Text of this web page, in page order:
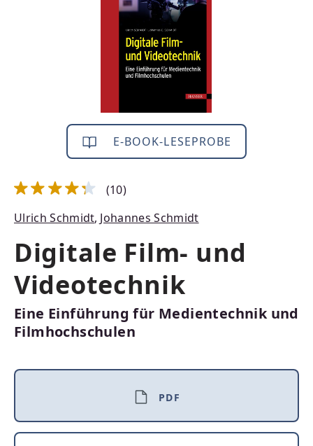
E-BOOK-LESEPROBE
(10)
Ulrich Schmidt, Johannes Schmidt
Digitale Film- und
Videotechnik
Eine Einführung für Medientechnik und
Filmhochschulen
PDF